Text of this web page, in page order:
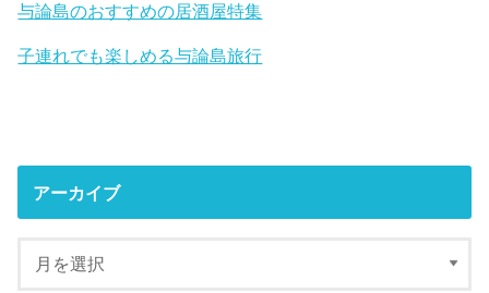
与論島のおすすめの居酒屋特集
子連れでも楽しめる与論島旅行
アーカイブ